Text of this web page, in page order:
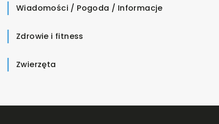
Wiadomości / Pogoda / Informacje
Zdrowie i fitness
Zwierzęta